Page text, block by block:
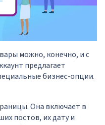
можно, конечно, и с
предлагает
бизнес-опции.
Она включает в
постов, их дату и